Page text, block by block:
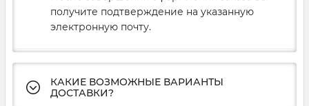
получите подтверждение на указанную
электронную почту.
КАКИЕ ВОЗМОЖНЫЕ ВАРИАНТЫ
ДОСТАВКИ?